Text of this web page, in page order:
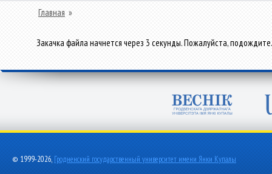
Главная »
Закачка файла начнется через 3 секунды. Пожалуйста, подождите.
© 1999-2026, Гродненский государственный университет имени Янки Купалы